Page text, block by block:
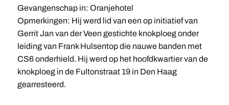
Gevangenschap in: Oranjehotel
Opmerkingen: Hij werd lid van een op initiatief van
Gerrit Jan van der Veen gestichte knokploeg onder
leiding van Frank Hulsentop die nauwe banden met
CS6 onderhield. Hij werd op het hoofdkwartier van de
knokploeg in de Fultonstraat 19 in Den Haag
gearresteerd.